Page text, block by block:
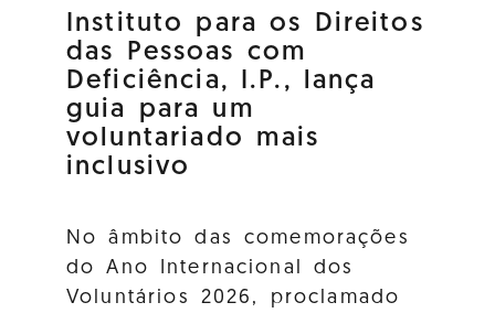
Instituto para os Direitos
das Pessoas com
Deficiência, I.P., lança
guia para um
voluntariado mais
inclusivo
No âmbito das comemorações
do Ano Internacional dos
Voluntários 2026, proclamado